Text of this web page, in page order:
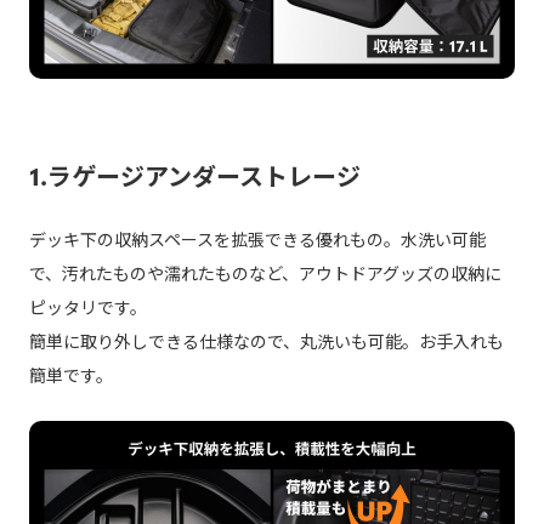
1.ラゲージアンダーストレージ
デッキ下の収納スペースを拡張できる優れもの。水洗い可能
で、汚れたものや濡れたものなど、アウトドアグッズの収納に
ピッタリです。
簡単に取り外しできる仕様なので、丸洗いも可能。お手入れも
簡単です。